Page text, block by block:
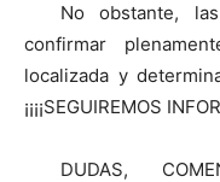
No obstante,
confirmar
localizada y
¡¡¡¡SEGUIREMOS
DUDAS,